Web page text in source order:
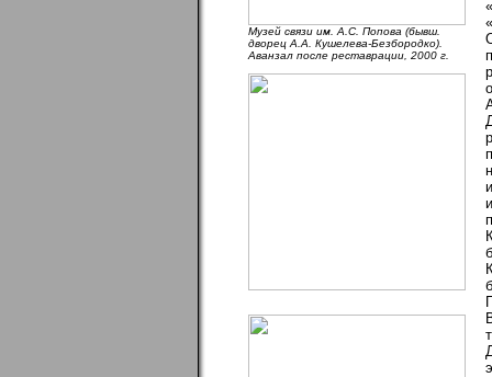
Музей связи им. А.С. Попова (бывш.
дворец А.А. Кушелева-Безбородко).
Аванзал после реставрации, 2000 г.